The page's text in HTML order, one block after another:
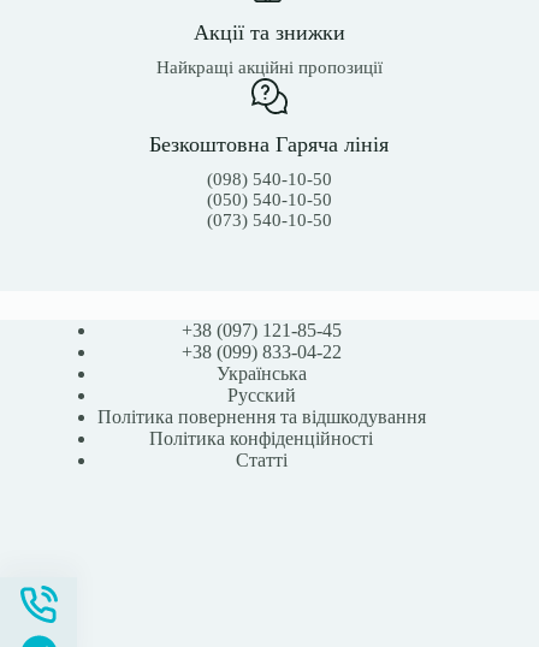
Акції та знижки
Найкращі акційні пропозиції
Безкоштовна Гаряча лінія
(098) 540-10-50
(050) 540-10-50
(073) 540-10-50
+38 (097) 121-85-45
+38 (099) 833-04-22
Українська
Русский
Політика повернення та відшкодування
Політика конфіденційності
Статті